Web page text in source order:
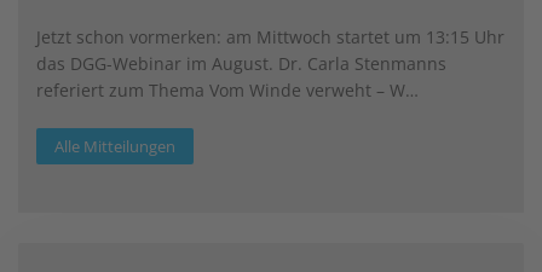
Jetzt schon vormerken: am Mittwoch startet um 13:15 Uhr
das DGG-Webinar im August. Dr. Carla Stenmanns
referiert zum Thema Vom Winde verweht – W…
Alle Mitteilungen